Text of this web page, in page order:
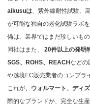
aikusuは、紫外線耐性試験、
が可能な独自の老化試験ラボ
備は、業界ではまだ珍しいもの
同社はまた、 20件以上の発明
SGS、ROHS、REACHなどの
や越境EC販売業者のコンプラ
これが、ウォルマート、ディ
際的なブランドが、完全な生